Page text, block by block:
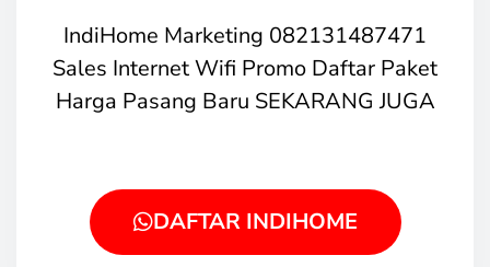
IndiHome Marketing 082131487471
Sales Internet Wifi Promo Daftar Paket
Harga Pasang Baru SEKARANG JUGA
DAFTAR INDIHOME